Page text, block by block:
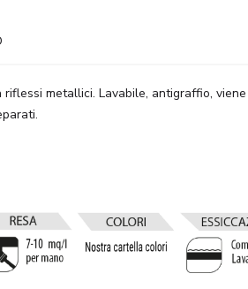
metallici. Lavabile, antigraffio,